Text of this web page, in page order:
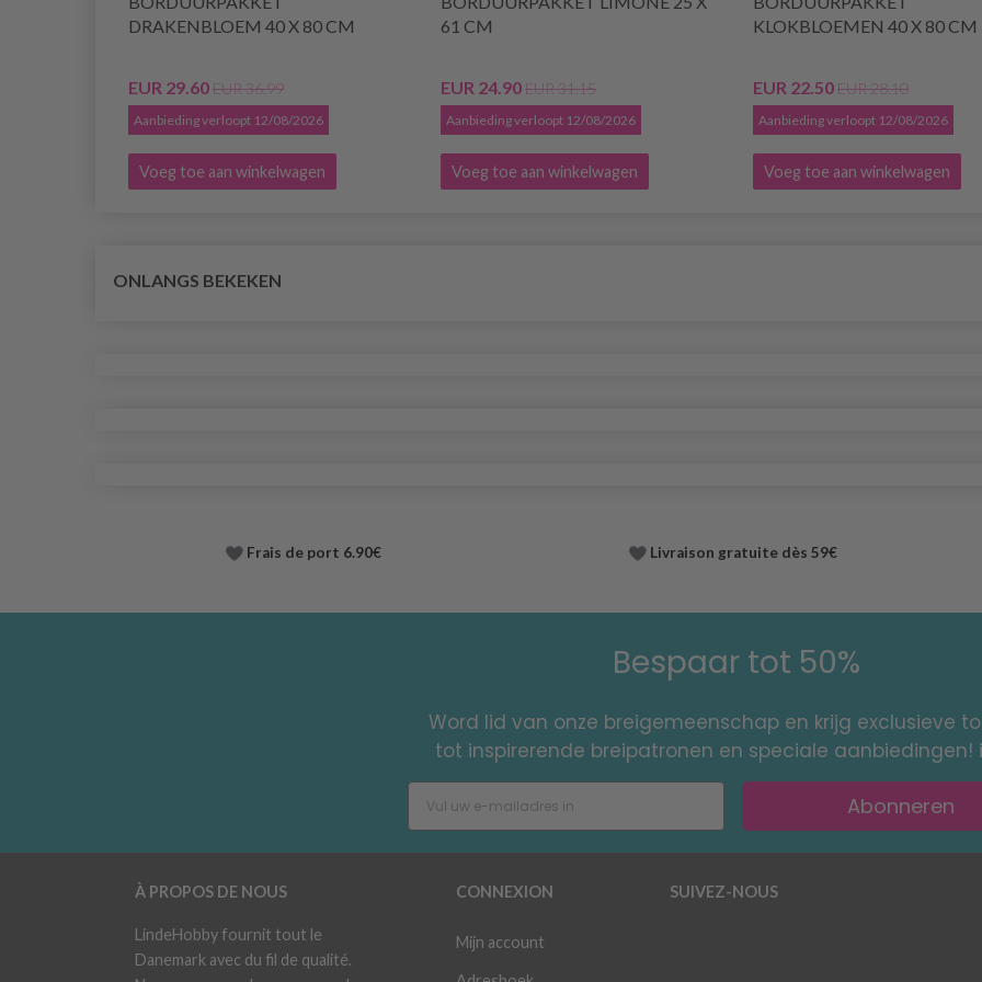
DRAKENBLOEM 40 X 80 CM
EUR 29.60EUR 36.99
Aanbieding verloopt 12/08/2026
Voeg toe aan winkelwagen
61 CM
EUR 24.90EUR 31.15
Aanbieding verloopt 12/08/2026
Voeg toe aan winkelwagen
KLOKBLOEMEN 40 X 80 CM
EUR 22.50EUR 28.10
Aanbieding verloopt 12/08/2026
Voeg toe aan winkelwagen
ONLANGS BEKEKEN
Frais de port 6.90€ Livraison gratuite dès 59€
Bespaar tot 50%
Word lid van onze breigemeenschap en krijg exclusieve
tot inspirerende breipatronen en speciale aanbiedingen!
Abonneren
À PROPOS DE NOUS
LindeHobby fournit tout le
Danemark avec du fil de qualité.
CONNEXION
Mijn account
SUIVEZ-NOUS